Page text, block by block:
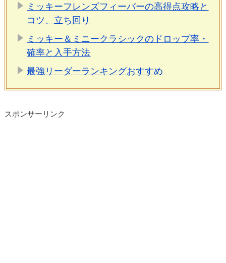
ミッキーフレンズフィーバーの高得点攻略と
コツ、立ち回り
ミッキー＆ミニークラシックのドロップ率・
確率と入手方法
最強リーダーランキングおすすめ
スポンサーリンク